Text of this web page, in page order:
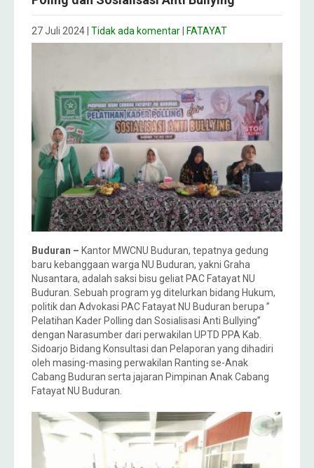
27 Juli 2024 Tidak ada komentar FATAYAT
Buduran – Kantor MWCNU Buduran, tepatnya gedung
baru kebanggaan warga NU Buduran, yakni Graha
Nusantara, adalah saksi bisu geliat PAC Fatayat NU
Buduran. Sebuah program yg ditelurkan bidang Hukum,
politik dan Advokasi PAC Fatayat NU Buduran berupa ”
Pelatihan Kader Polling dan Sosialisasi Anti Bullying”
dengan Narasumber dari perwakilan UPTD PPA Kab.
Sidoarjo Bidang Konsultasi dan Pelaporan yang dihadiri
oleh masing-masing perwakilan Ranting se-Anak
Cabang Buduran serta jajaran Pimpinan Anak Cabang
Fatayat NU Buduran.